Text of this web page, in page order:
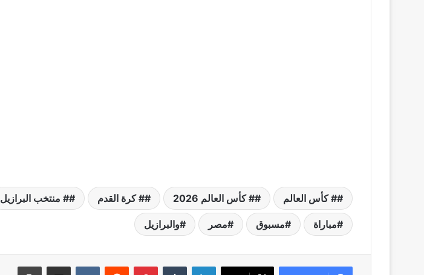
# كأس العالم # كأس العالم 2026 # كرة القدم # منتخب البرازيل
مباراة مسبوق مصر والبرازيل
لينكدإن بينتيريست مشاركة عبر البريد طباعة